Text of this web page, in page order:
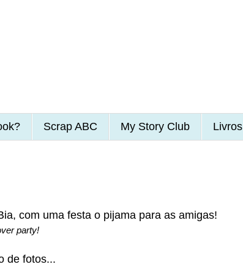
Scrap ABC My Story Club Livros
com uma festa o pijama para as amigas!
party!
de fotos...